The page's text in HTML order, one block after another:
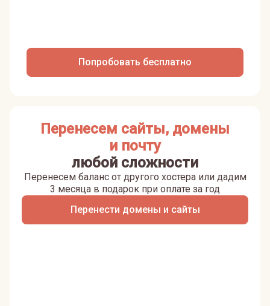
Попробовать бесплатно
Перенесем сайты, домены
и почту
любой сложности
Перенести домены и сайты
Перенесем баланс от другого хостера или дадим
3 месяца в подарок при оплате за год